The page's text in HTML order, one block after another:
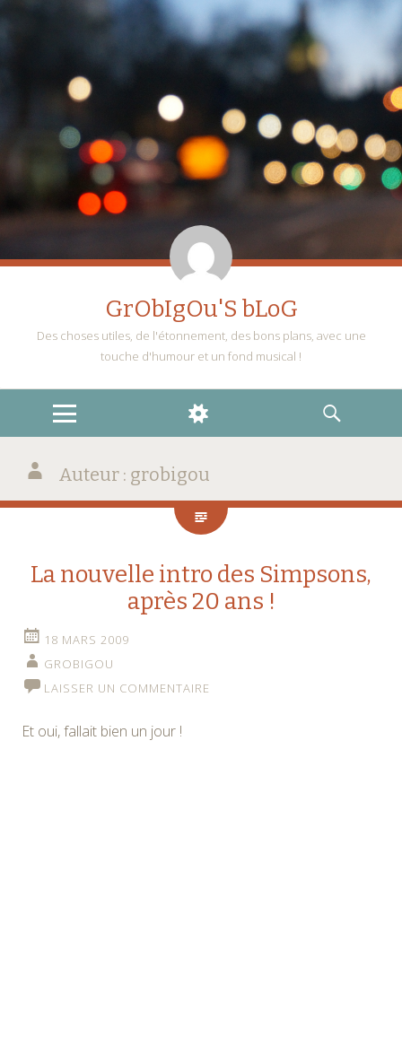
GrObIgOu'S bLoG
Des choses utiles, de l'étonnement, des bons plans, avec une
touche d'humour et un fond musical !
MENU
WIDGETS
RECHERCHE
Auteur : grobigou
La nouvelle intro des Simpsons,
après 20 ans !
18 MARS 2009
GROBIGOU
LAISSER UN COMMENTAIRE
Et oui, fallait bien un jour !